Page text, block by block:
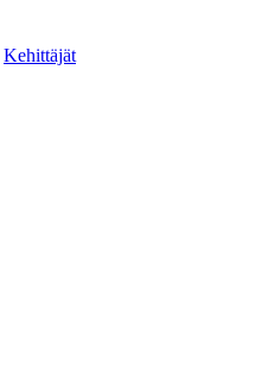
Kehittäjät